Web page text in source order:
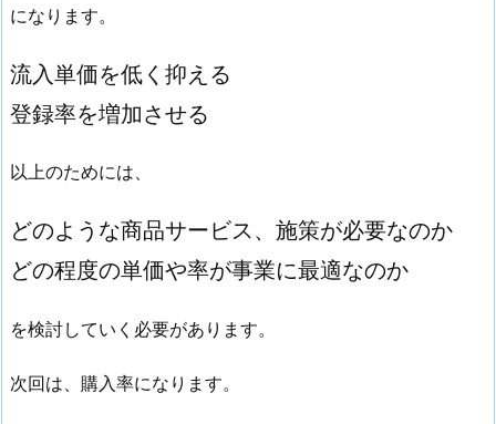
になります。
流入単価を低く抑える
登録率を増加させる
以上のためには、
どのような商品サービス、施策が必要なのか
どの程度の単価や率が事業に最適なのか
を検討していく必要があります。
次回は、購入率になります。